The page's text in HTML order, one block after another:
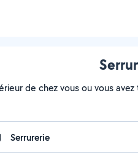
de chez vous ou vous